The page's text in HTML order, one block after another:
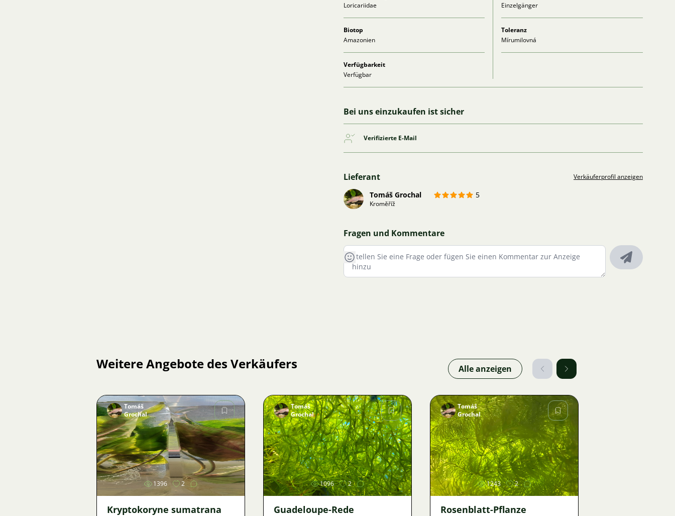
Loricariidae
Einzelgänger
Biotop
Amazonien
Toleranz
Mírumilovná
Verfügbarkeit
Verfügbar
Bei uns einzukaufen ist sicher
Verifizierte E-Mail
Lieferant Verkäuferprofil anzeigen
Tomáš Grochal 5
Kroměříž
Fragen und Kommentare
Weitere Angebote des Verkäufers Alle anzeigen
Bild
Tomáš
Grochal
1396 2
Kryptokoryne sumatrana
Bild
Tomáš
Grochal
1096 2
Guadeloupe-Rede
Bild
Tomáš
Grochal
1243 2
Rosenblatt-Pflanze